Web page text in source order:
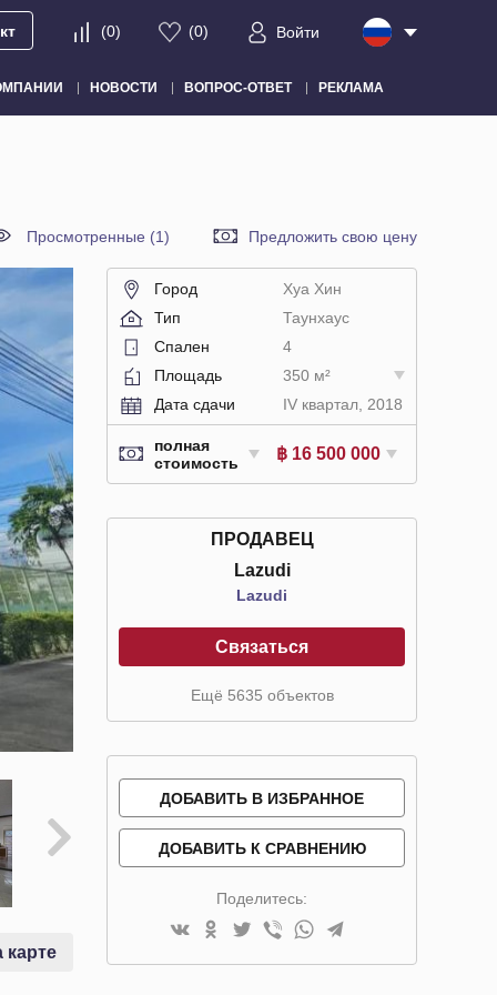
(0) (0) Войти
НОВОСТИ ВОПРОС-ОТВЕТ РЕКЛАМА
Просмотренные (1) Предложить свою цену
карте
Город
Хуа Хин
Тип
Таунхаус
Спален
4
Площадь
350 м²
Дата сдачи
IV квартал, 2018
полная
стоимость
฿ 16 500 000
ПРОДАВЕЦ
Lazudi
Lazudi
Связаться
Ещё 5635 объектов
ДОБАВИТЬ В ИЗБРАННОЕ
ДОБАВИТЬ К СРАВНЕНИЮ
Поделитесь: